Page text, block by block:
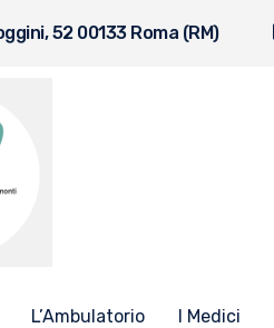
52 00133 Roma (RM)
L’Ambulatorio I Medici